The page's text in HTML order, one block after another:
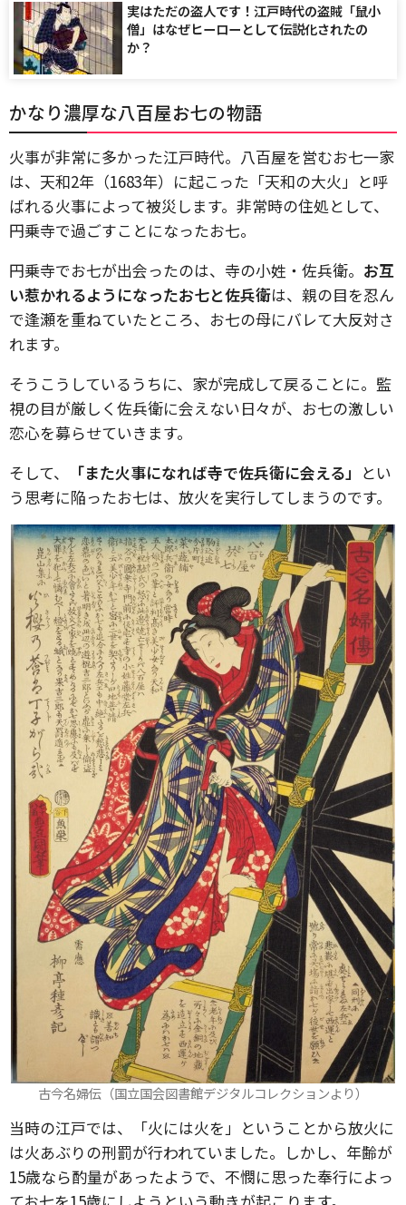
実はただの盗人です！江戸時代の盗賊「鼠小
僧」はなぜヒーローとして伝説化されたの
か？
かなり濃厚な八百屋お七の物語
火事が非常に多かった江戸時代。八百屋を営むお七一家
は、天和2年（1683年）に起こった「天和の大火」と呼
ばれる火事によって被災します。非常時の住処として、
円乗寺で過ごすことになったお七。
円乗寺でお七が出会ったのは、寺の小姓・佐兵衛。 お互
い惹かれるようになったお七と佐兵衛は、親の目を忍ん
で逢瀬を重ねていたところ、お七の母にバレて大反対さ
れます。
そうこうしているうちに、家が完成して戻ることに。監
視の目が厳しく佐兵衛に会えない日々が、お七の激しい
恋心を募らせていきます。
そして、
「また火事になれば寺で佐兵衛に会える」 とい
う思考に陥ったお七は、放火を実行してしまうのです。
古今名婦伝（国立国会図書館デジタルコレクションより）
当時の江戸では、「火には火を」ということから放火に
は火あぶりの刑罰が行われていました。しかし、年齢が
15歳なら酌量があったようで、不憫に思った奉行によっ